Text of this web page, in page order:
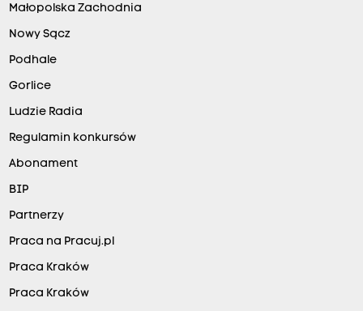
Małopolska Zachodnia
Nowy Sącz
Podhale
Gorlice
Ludzie Radia
Regulamin konkursów
Abonament
BIP
Partnerzy
Praca na Pracuj.pl
Praca Kraków
Praca Kraków